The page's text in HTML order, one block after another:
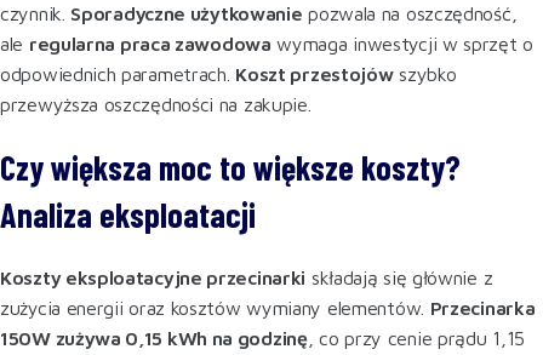
czynnik. Sporadyczne użytkowanie pozwala na oszczędność,
ale regularna praca zawodowa wymaga inwestycji w sprzęt o
odpowiednich parametrach. Koszt przestojówszybko
przewyższa oszczędności na zakupie.
Czy większa moc to większe koszty?
Analiza eksploatacji
Koszty eksploatacyjne przecinarki składają się głównie z
zużycia energii oraz kosztów wymiany elementów. Przecinarka
150W zużywa 0,15 kWh na godzinę, co przy cenie prądu 1,15